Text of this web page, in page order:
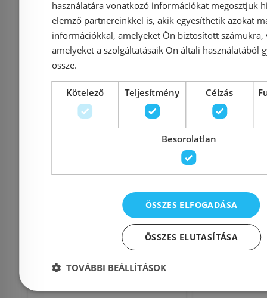
Azonosító: 148877
Cikkszám: X07P016
69 900 Ft62 910 Ft
Kosárba
Rendelésre Rendelésre
használatára vonatkozó információkat megosztjuk
elemző partnereinkkel is, akik egyesíthetik azokat
információkkal, amelyeket Ön biztosított számukra,
amelyeket a szolgáltatásaik Ön általi használatából
össze.
Kötelező Teljesítmény Célzás
Besorolatlan
ÖSSZES ELFOGADÁSA
ÖSSZES ELUTASÍTÁSA
TOVÁBBI BEÁLLÍTÁSOK